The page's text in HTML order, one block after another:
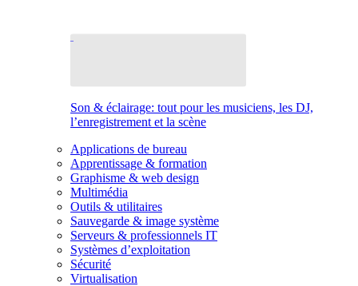
Son & éclairage: tout pour les musiciens, les DJ,
l’enregistrement et la scène
Applications de bureau
Apprentissage & formation
Graphisme & web design
Multimédia
Outils & utilitaires
Sauvegarde & image système
Serveurs & professionnels IT
Systèmes d’exploitation
Sécurité
Virtualisation